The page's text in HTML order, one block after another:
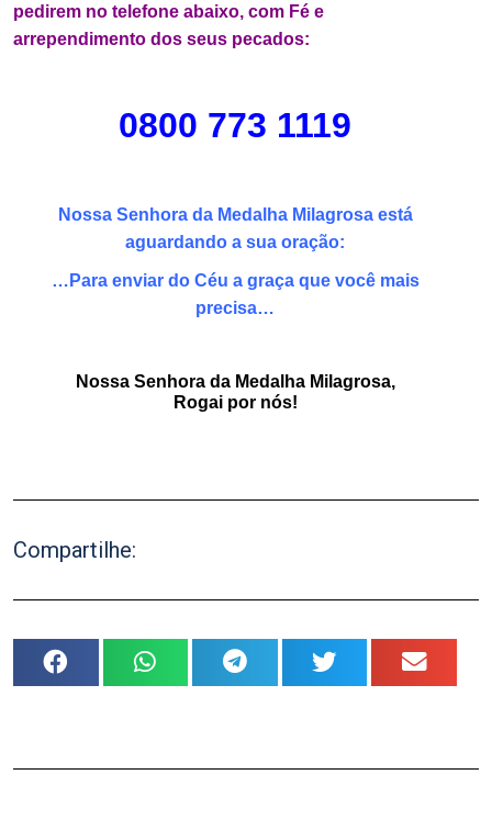
pedirem no telefone abaixo, com Fé e
arrependimento dos seus pecados:
0800 773 1119
Nossa Senhora da Medalha Milagrosa está
aguardando a sua oração:
…Para enviar do Céu a graça que você mais
precisa…
Nossa Senhora da Medalha Milagrosa,
Rogai por nós!
Compartilhe: